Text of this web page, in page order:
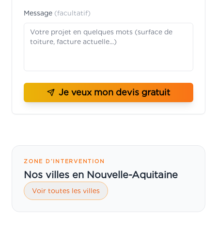
Message (facultatif)
Je veux mon devis gratuit
ZONE D’INTERVENTION
Nos villes en Nouvelle-Aquitaine
Voir toutes les villes